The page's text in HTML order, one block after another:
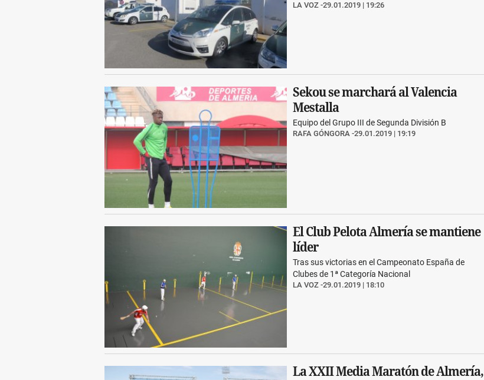
LA VOZ 29.01.2019 | 19:26
Sekou se marchará al Valencia
Mestalla
RAFA GÓNGORA 29.01.2019 | 19:19
Equipo del Grupo III de Segunda División B
El Club Pelota Almería se mantiene
líder
LA VOZ 29.01.2019 | 18:10
Tras sus victorias en el Campeonato España de
Clubes de 1ª Categoría Nacional
La XXII Media Maratón de Almería,